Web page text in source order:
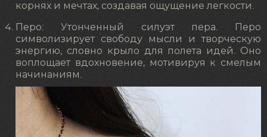
корнях и мечтах, создавая ощущение легкости.
Перо: Утонченный силуэт пера. Перо
символизирует свободу мысли и творческую
энергию, словно крыло для полета идей. Оно
воплощает вдохновение, мотивируя к смелым
начинаниям.